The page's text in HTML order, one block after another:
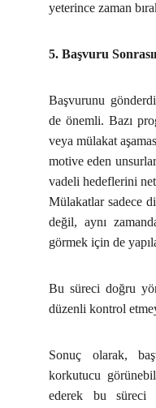
yeterince zaman
5. Başvuru
Başvurunu
de önemli. Bazı
veya mülakat
motive eden
vadeli hedeflerini
Mülakatlar sadece
değil, aynı
görmek için de
Bu süreci doğru
düzenli kontrol
Sonuç olarak,
korkutucu
ederek bu süreci